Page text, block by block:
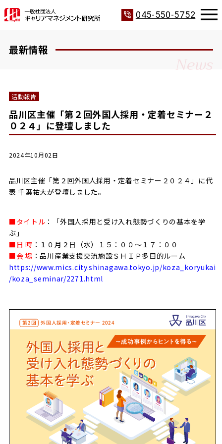
phone_in_talk 045-550-5752
最新情報
News
活動報告
品川区主催「第２回外国人採用・定着セミナー２
０２４」に登壇しました
2024年10月02日
品川区主催「第２回外国人採用・定着セミナー２０２４」に代
表 千葉祐大が登壇しました。
■タイトル ：「外国人採用と受け入れ態勢づくりの基本を学
ぶ」
■日 時 ：１０月２日（水）１５：００～１７：００
■会 場 ：品川産業支援交流施設ＳＨＩＰ多目的ルーム
https://www.mics.city.shinagawa.tokyo.jp/koza_koryukai
/koza_seminar/2271.html